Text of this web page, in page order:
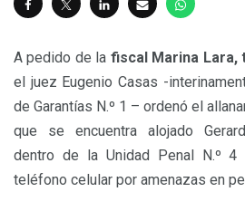
A pedido de la fiscal Marina Lara,
el juez Eugenio Casas -
de Garantías N.º 1 – ordenó el
que se encuentra alojado
dentro de la Unidad Penal N.º
teléfono celular por amenazas en